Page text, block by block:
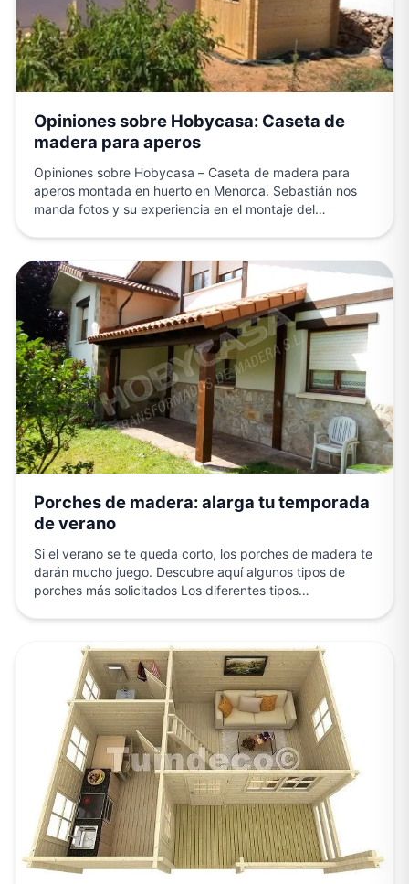
Opiniones sobre Hobycasa: Caseta de
madera para aperos
Opiniones sobre Hobycasa – Caseta de madera para
aperos montada en huerto en Menorca. Sebastián nos
manda fotos y su experiencia en el montaje del…
Porches de madera: alarga tu temporada
de verano
Si el verano se te queda corto, los porches de madera te
darán mucho juego. Descubre aquí algunos tipos de
porches más solicitados Los diferentes tipos…